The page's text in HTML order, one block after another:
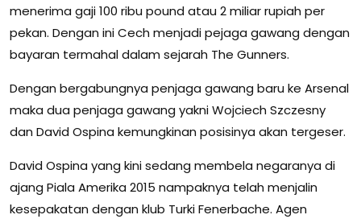
menerima gaji 100 ribu pound atau 2 miliar rupiah per
pekan. Dengan ini Cech menjadi pejaga gawang dengan
bayaran termahal dalam sejarah The Gunners.
Dengan bergabungnya penjaga gawang baru ke Arsenal
maka dua penjaga gawang yakni Wojciech Szczesny
dan David Ospina kemungkinan posisinya akan tergeser.
David Ospina yang kini sedang membela negaranya di
ajang Piala Amerika 2015 nampaknya telah menjalin
kesepakatan dengan klub Turki Fenerbache. Agen